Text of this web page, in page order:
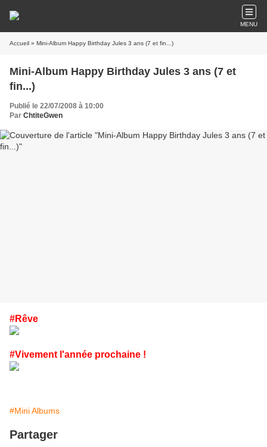
MENU
Accueil » Mini-Album Happy Birthday Jules 3 ans (7 et fin...)
Mini-Album Happy Birthday Jules 3 ans (7 et
fin...)
Publié le 22/07/2008 à 10:00
Par ChtiteGwen
#Rêve
#Vivement l'année prochaine !
#Mini Albums
Partager